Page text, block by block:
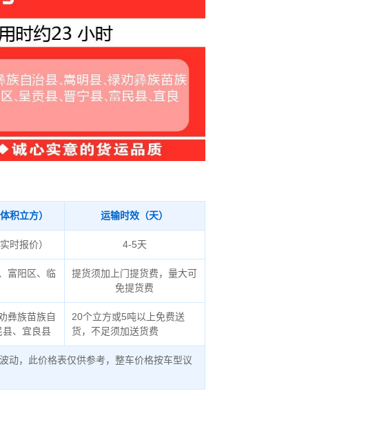
积立方） 运输时效（天）
时报价） 4-5天
富阳区、临
提货须加上门提货费，量大可
免提货费
彝族苗族自
县、宜良县
20个立方或5吨以上免费送
货，不足须加送货费
动，此价格表仅供参考，整车价格按车型议